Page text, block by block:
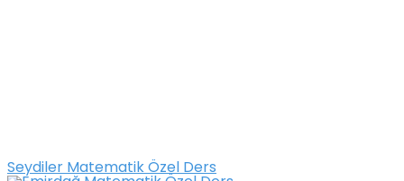
Seydiler Matematik Özel Ders